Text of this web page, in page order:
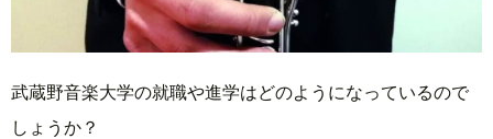
武蔵野音楽大学の就職や進学はどのようになっているので
しょうか？